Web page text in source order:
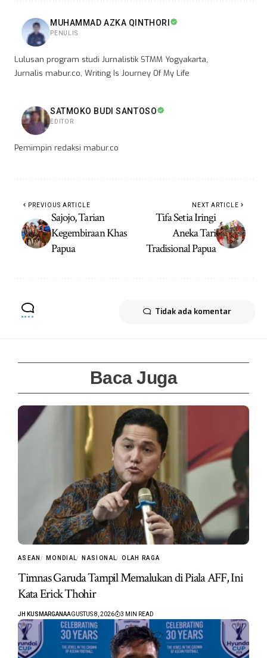
MUHAMMAD AZKA QINTHORI
PENULIS
Lulusan program studi Jurnalistik STMM Yogyakarta,
Jurnalis mabur.co, Writing Is Journey Of My Life
SATMOKO BUDI SANTOSO
EDITOR
Pemimpin redaksi mabur.co
PREVIOUS ARTICLE
Sajojo, Tarian
Kegembiraan Khas
Papua
NEXT ARTICLE
Tifa Setia Iringi
Aneka Tari
Tradisional Papua
Tidak ada komentar
Baca Juga
ASEAN MONDIAL NASIONAL OLAH RAGA
Timnas Garuda Tampil Memalukan di Piala AFF, Ini
Kata Erick Thohir
JH KUSMARGANAAGUSTUS 8, 2026 3 MIN READ